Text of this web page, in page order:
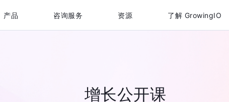
产品 咨询服务 资源 了解 GrowingIO
增长公开课